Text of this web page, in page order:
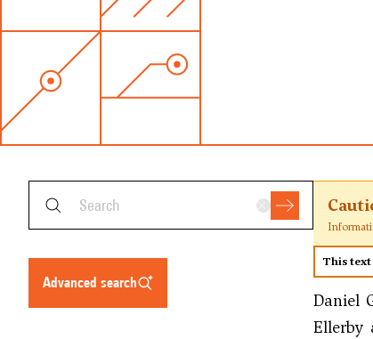
advanced search
This text
Daniel
Ellerby